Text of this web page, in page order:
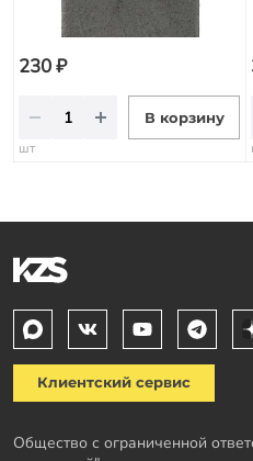
230 ₽
В корзину
шт
Клиентский сервис
Общество с ограниченной